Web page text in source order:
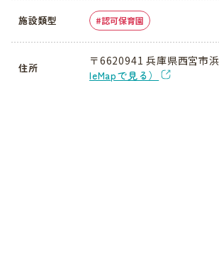
施設類型 認可保育園
住所
〒6620941 兵庫県西宮市
leMapで見る）